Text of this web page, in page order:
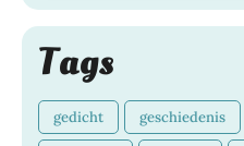
Tags
gedicht geschiedenis